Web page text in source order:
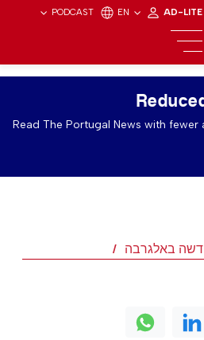
PODCAST EN AD-LITE
Read The Portugal News with
באלגרבה